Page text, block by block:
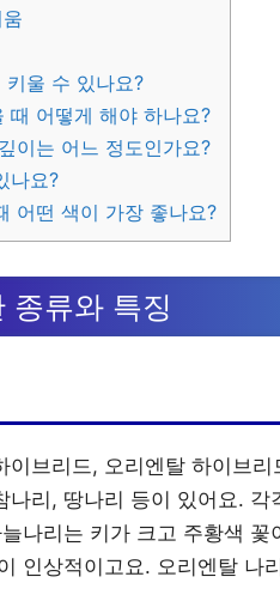
키울 수 있나요?
때 어떻게 해야 하나요?
이는 어느 정도인가요?
나요?
어떤 색이 가장 좋나요?
종류와 특징
이브리드, 오리엔탈 하이브
나리, 땅나리 등이 있어요.
나리는 키가 크고 주황색
인상적이고요. 오리엔탈 나